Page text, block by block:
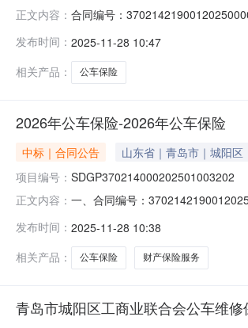
正文内容： 合同编号：
层-25层联系方式：13553002896
发布时间： 2025-11-28 10:47
相关产品：
公车保险
2026年公车保险-2026年公车保险
中标｜合同公告 山东省｜青岛市｜城阳区
项目编号： SDGP370214000202501003202
正文内容： 一、合同编号：
址：青岛市市南区香港中路20号北
发布时间： 2025-11-28 10:38
相关产品：
公车保险 财产保险服务
青岛市城阳区工商业联合会公车维